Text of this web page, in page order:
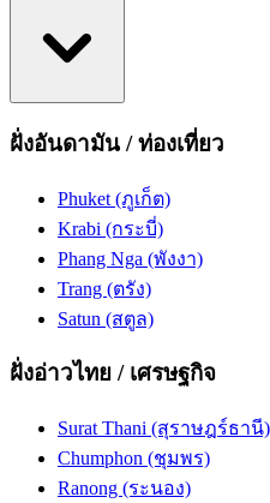
ฝั่งอันดามัน / ท่องเที่ยว
Phuket (ภูเก็ต)
Krabi (กระบี่)
Phang Nga (พังงา)
Trang (ตรัง)
Satun (สตูล)
ฝั่งอ่าวไทย / เศรษฐกิจ
Surat Thani (สุราษฎร์ธานี)
Chumphon (ชุมพร)
Ranong (ระนอง)